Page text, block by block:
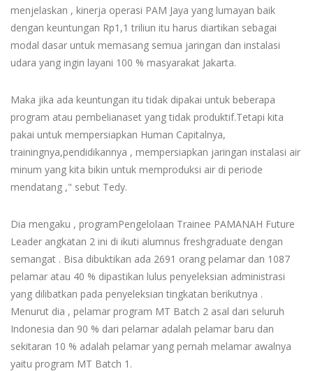
menjelaskan , kinerja operasi PAM Jaya yang lumayan baik
dengan keuntungan Rp1,1 triliun itu harus diartikan sebagai
modal dasar untuk memasang semua jaringan dan instalasi
udara yang ingin layani 100 % masyarakat Jakarta.
Maka jika ada keuntungan itu tidak dipakai untuk beberapa
program atau pembelianaset yang tidak produktif.Tetapi kita
pakai untuk mempersiapkan Human Capitalnya,
trainingnya,pendidikannya , mempersiapkan jaringan instalasi air
minum yang kita bikin untuk memproduksi air di periode
mendatang ," sebut Tedy.
Dia mengaku , programPengelolaan Trainee PAMANAH Future
Leader angkatan 2 ini di ikuti alumnus freshgraduate dengan
semangat . Bisa dibuktikan ada 2691 orang pelamar dan 1087
pelamar atau 40 % dipastikan lulus penyeleksian administrasi
yang dilibatkan pada penyeleksian tingkatan berikutnya .
Menurut dia , pelamar program MT Batch 2 asal dari seluruh
Indonesia dan 90 % dari pelamar adalah pelamar baru dan
sekitaran 10 % adalah pelamar yang pernah melamar awalnya
yaitu program MT Batch 1.